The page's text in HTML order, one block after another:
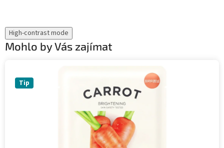
High-contrast mode
Mohlo by Vás zajímat
Tip